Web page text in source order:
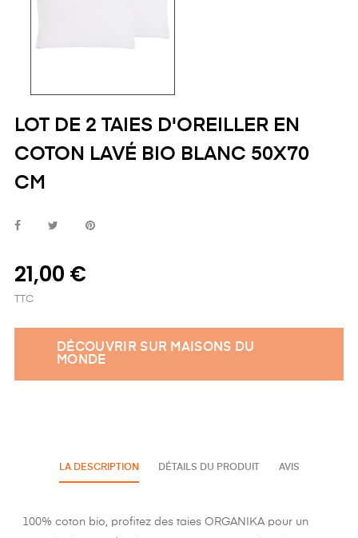
LOT DE 2 TAIES D'OREILLER EN
COTON LAVÉ BIO BLANC 50X70
CM
21,00 €
TTC
DÉCOUVRIR SUR MAISONS DU
MONDE
LA DESCRIPTION DÉTAILS DU PRODUIT AVIS
100% coton bio, profitez des taies ORGANIKA pour un